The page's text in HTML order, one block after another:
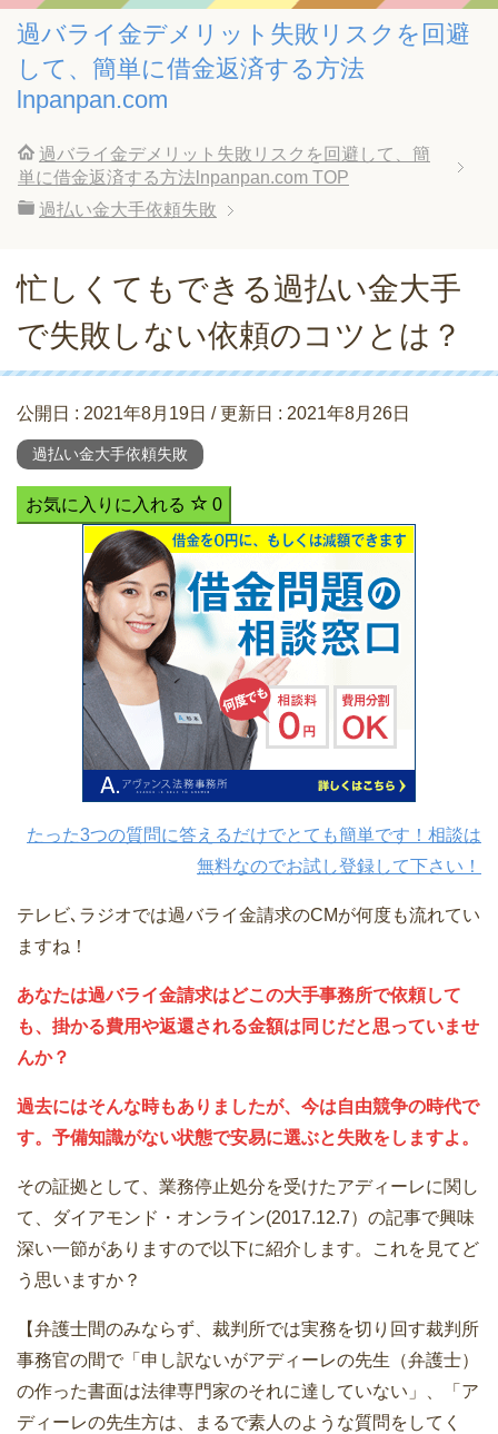
過バライ金デメリット失敗リスクを回避
して、簡単に借金返済する方法
lnpanpan.com
過バライ金デメリット失敗リスクを回避して、簡
単に借金返済する方法lnpanpan.com TOP
過払い金大手依頼失敗
忙しくてもできる過払い金大手
で失敗しない依頼のコツとは？
公開日 : 2021年8月19日 / 更新日 : 2021年8月26日
過払い金大手依頼失敗
お気に入りに入れる 0
たった3つの質問に答えるだけでとても簡単です！相談は
無料なのでお試し登録して下さい！
テレビ､ラジオでは過バライ金請求のCMが何度も流れてい
ますね！
あなたは過バライ金請求はどこの大手事務所で依頼して
も、掛かる費用や返還される金額は同じだと思っていませ
んか？
過去にはそんな時もありましたが、今は自由競争の時代で
す。予備知識がない状態で安易に選ぶと失敗をしますよ。
その証拠として、業務停止処分を受けたアディーレに関し
て、ダイアモンド・オンライン(2017.12.7）の記事で興味
深い一節がありますので以下に紹介します。これを見てど
う思いますか？
【弁護士間のみならず、裁判所では実務を切り回す裁判所
事務官の間で「申し訳ないがアディーレの先生（弁護士）
の作った書面は法律専門家のそれに達していない」、「ア
ディーレの先生方は、まるで素人のような質問をしてく